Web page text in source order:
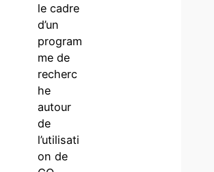
le cadre
d’un
program
me de
recherc
he
autour
de
l’utilisati
on de